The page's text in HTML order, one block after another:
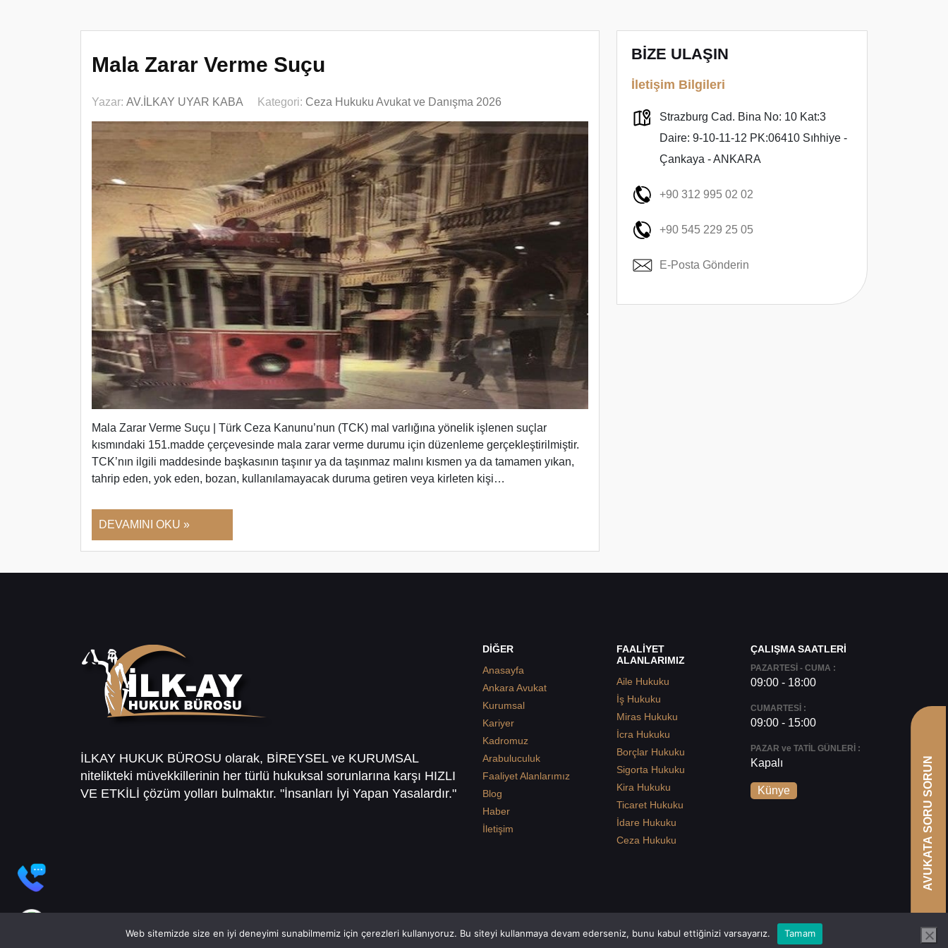
Mala Zarar Verme Suçu
Yazar: AV.İLKAY UYAR KABA Kategori: Ceza Hukuku Avukat ve Danışma 2026
Mala Zarar Verme Suçu | Türk Ceza Kanunu’nun (TCK) mal varlığına yönelik işlenen suçlar
kısmındaki 151.madde çerçevesinde mala zarar verme durumu için düzenleme gerçekleştirilmiştir.
TCK’nın ilgili maddesinde başkasının taşınır ya da taşınmaz malını kısmen ya da tamamen yıkan,
tahrip eden, yok eden, bozan, kullanılamayacak duruma getiren veya kirleten kişi…
DEVAMINI OKU »
BİZE ULAŞIN
İletişim Bilgileri
Strazburg Cad. Bina No: 10 Kat:3
Daire: 9-10-11-12 PK:06410 Sıhhiye -
Çankaya - ANKARA
+90 312 995 02 02
+90 545 229 25 05
E-Posta Gönderin
İLKAY HUKUK BÜROSU olarak, BİREYSEL ve KURUMSAL
nitelikteki müvekkillerinin her türlü hukuksal sorunlarına karşı HIZLI
VE ETKİLİ çözüm yolları bulmaktır. "İnsanları İyi Yapan Yasalardır."
DİĞER
Anasayfa
Ankara Avukat
Kurumsal
Kariyer
Kadromuz
Arabuluculuk
Faaliyet Alanlarımız
Blog
Haber
İletişim
FAALİYET
ALANLARIMIZ
Aile Hukuku
İş Hukuku
Miras Hukuku
İcra Hukuku
Borçlar Hukuku
Sigorta Hukuku
Kira Hukuku
Ticaret Hukuku
İdare Hukuku
Ceza Hukuku
ÇALIŞMA SAATLERİ
PAZARTESİ - CUMA :
09:00 - 18:00
CUMARTESİ :
09:00 - 15:00
PAZAR ve TATİL GÜNLERİ :
Kapalı
Künye
Web sitemizde size en iyi deneyimi sunabilmemiz için çerezleri kullanıyoruz. Bu siteyi kullanmaya devam ederseniz, bunu kabul ettiğinizi varsayarız. Tamam
AVUKATA SORU SORUN